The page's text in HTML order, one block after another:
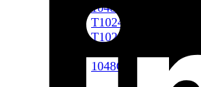
1048E
T1024E
T1024F-
1048G